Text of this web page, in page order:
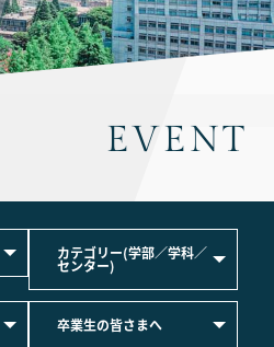
EVENT
カテゴリー(学部／学科／
センター)
卒業生の皆さまへ